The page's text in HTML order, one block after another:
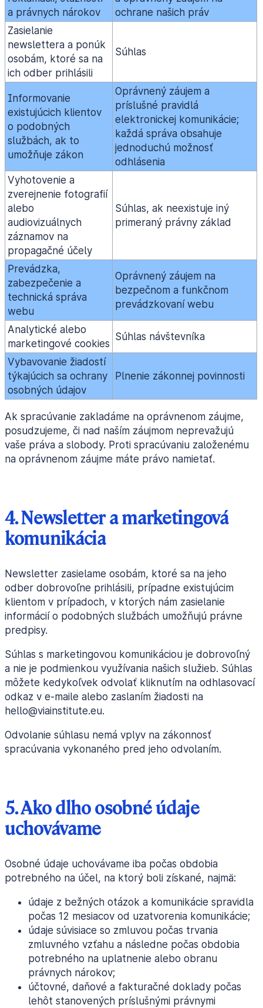
a právnych nárokov
ochrane našich práv
Zasielanie
newslettera a ponúk
osobám, ktoré sa na
ich odber prihlásili
Súhlas
Informovanie
existujúcich klientov
o podobných
službách, ak to
umožňuje zákon
Oprávnený záujem a
príslušné pravidlá
elektronickej komunikácie;
každá správa obsahuje
jednoduchú možnosť
odhlásenia
Vyhotovenie a
zverejnenie fotografií
alebo
audiovizuálnych
záznamov na
propagačné účely
Súhlas, ak neexistuje iný
primeraný právny základ
Prevádzka,
zabezpečenie a
technická správa
webu
Oprávnený záujem na
bezpečnom a funkčnom
prevádzkovaní webu
Analytické alebo
marketingové cookies
Súhlas návštevníka
Vybavovanie žiadostí
týkajúcich sa ochrany
osobných údajov
Plnenie zákonnej povinnosti
Ak spracúvanie zakladáme na oprávnenom záujme,
posudzujeme, či nad naším záujmom neprevažujú
vaše práva a slobody. Proti spracúvaniu založenému
na oprávnenom záujme máte právo namietať.
4. Newsletter a marketingová
komunikácia
Newsletter zasielame osobám, ktoré sa na jeho
odber dobrovoľne prihlásili, prípadne existujúcim
klientom v prípadoch, v ktorých nám zasielanie
informácií o podobných službách umožňujú právne
predpisy.
Súhlas s marketingovou komunikáciou je dobrovoľný
a nie je podmienkou využívania našich služieb. Súhlas
môžete kedykoľvek odvolať kliknutím na odhlasovací
odkaz v e-maile alebo zaslaním žiadosti na
hello@viainstitute.eu.
Odvolanie súhlasu nemá vplyv na zákonnosť
spracúvania vykonaného pred jeho odvolaním.
5. Ako dlho osobné údaje
uchovávame
Osobné údaje uchovávame iba počas obdobia
potrebného na účel, na ktorý boli získané, najmä:
údaje z bežných otázok a komunikácie spravidla
počas 12 mesiacov od uzatvorenia komunikácie;
údaje súvisiace so zmluvou počas trvania
zmluvného vzťahu a následne počas obdobia
potrebného na uplatnenie alebo obranu
právnych nárokov;
účtovné, daňové a fakturačné doklady počas
lehôt stanovených príslušnými právnymi